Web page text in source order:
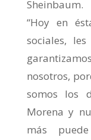
Sheinbaum.
“Hoy en
sociales,
nosotros,
somos los
Morena y
más